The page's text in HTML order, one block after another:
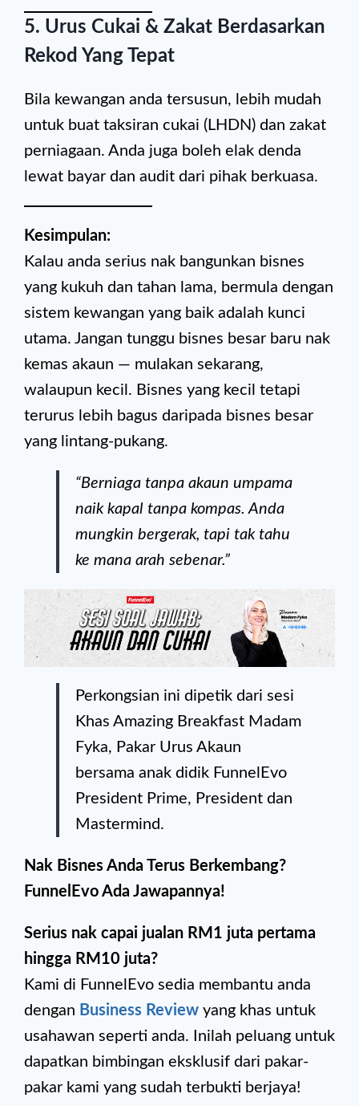
5. Urus Cukai & Zakat Berdasarkan
Rekod Yang Tepat
Bila kewangan anda tersusun, lebih mudah
untuk buat taksiran cukai (LHDN) dan zakat
perniagaan. Anda juga boleh elak denda
lewat bayar dan audit dari pihak berkuasa.
Kesimpulan:
Kalau anda serius nak bangunkan bisnes
yang kukuh dan tahan lama, bermula dengan
sistem kewangan yang baik adalah kunci
utama. Jangan tunggu bisnes besar baru nak
kemas akaun — mulakan sekarang,
walaupun kecil. Bisnes yang kecil tetapi
terurus lebih bagus daripada bisnes besar
yang lintang-pukang.
“Berniaga tanpa akaun umpama
naik kapal tanpa kompas. Anda
mungkin bergerak, tapi tak tahu
ke mana arah sebenar.”
Perkongsian ini dipetik dari sesi
Khas Amazing Breakfast Madam
Fyka, Pakar Urus Akaun
bersama anak didik FunnelEvo
President Prime, President dan
Mastermind.
Nak Bisnes Anda Terus Berkembang?
FunnelEvo Ada Jawapannya!
Serius nak capai jualan RM1 juta pertama
hingga RM10 juta?
Kami di FunnelEvo sedia membantu anda
dengan Business Review yang khas untuk
usahawan seperti anda. Inilah peluang untuk
dapatkan bimbingan eksklusif dari pakar-
pakar kami yang sudah terbukti berjaya!